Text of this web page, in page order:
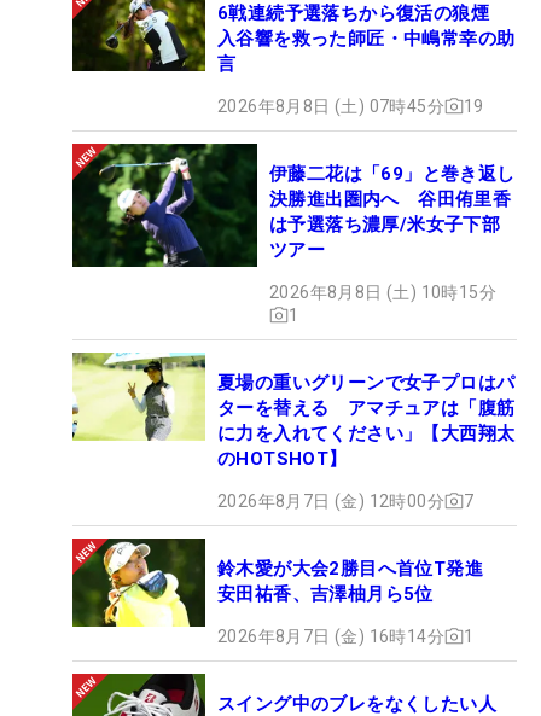
6戦連続予選落ちから復活の狼煙
入谷響を救った師匠・中嶋常幸の助
言
2026年8月8日 (土) 07時45分 19
伊藤二花は「69」と巻き返し
決勝進出圏内へ 谷田侑里香
は予選落ち濃厚/米女子下部
ツアー
2026年8月8日 (土) 10時15分
1
夏場の重いグリーンで女子プロはパ
ターを替える アマチュアは「腹筋
に力を入れてください」【大西翔太
のHOTSHOT】
2026年8月7日 (金) 12時00分 7
鈴木愛が大会2勝目へ首位T発進
安田祐香、吉澤柚月ら5位
2026年8月7日 (金) 16時14分 1
スイング中のブレをなくしたい人